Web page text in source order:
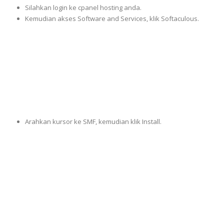
Silahkan login ke cpanel hosting anda.
Kemudian akses Software and Services, klik Softaculous.
Arahkan kursor ke SMF, kemudian klik Install.